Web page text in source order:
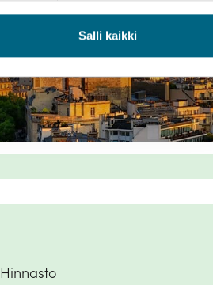
Salli kaikki
Hinnasto